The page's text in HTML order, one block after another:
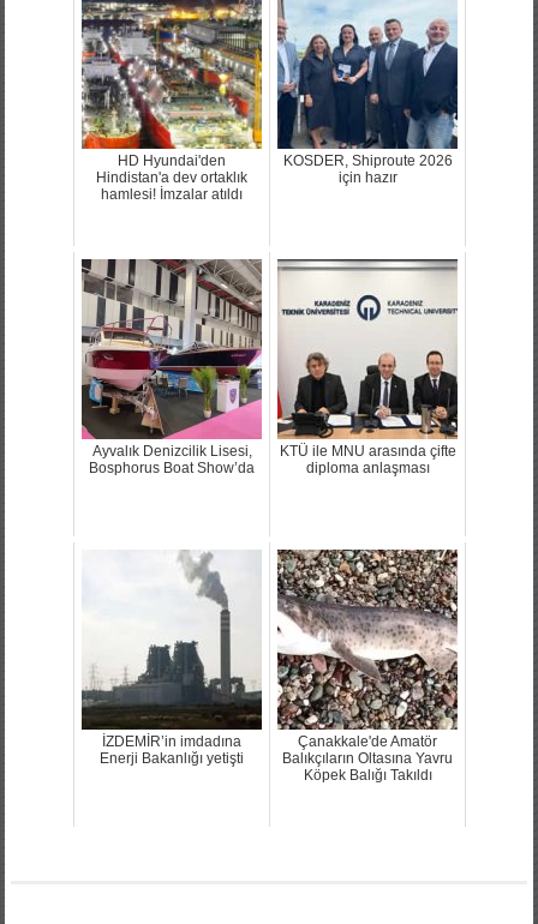
HD Hyundai'den
Hindistan'a dev ortaklık
hamlesi! İmzalar atıldı
KOSDER, Shiproute 2026
için hazır
Ayvalık Denizcilik Lisesi,
Bosphorus Boat Show’da
KTÜ ile MNU arasında çifte
diploma anlaşması
İZDEMİR’in imdadına
Enerji Bakanlığı yetişti
Çanakkale'de Amatör
Balıkçıların Oltasına Yavru
Köpek Balığı Takıldı